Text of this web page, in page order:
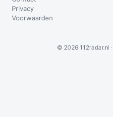
Privacy
Voorwaarden
© 2026 112radar.nl ·